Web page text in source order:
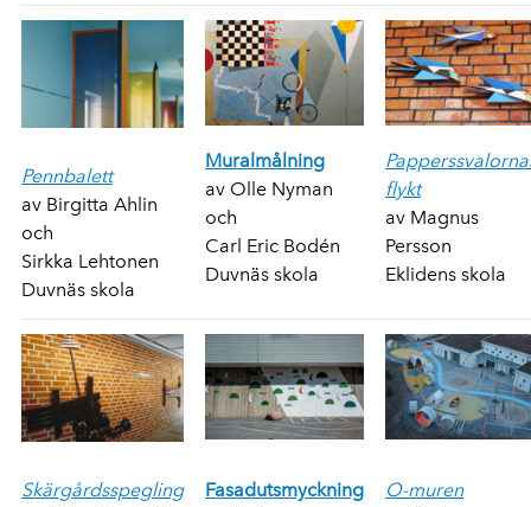
Pennbalett
av Birgitta Ahlin
och
Sirkka Lehtonen
Duvnäs skola
Muralmålning
av Olle Nyman
och
Carl Eric Bodén
Duvnäs skola
flykt
av Magnus
Persson
Eklidens skola
Skärgårdsspegling
Fasadutsmyckning
O-muren